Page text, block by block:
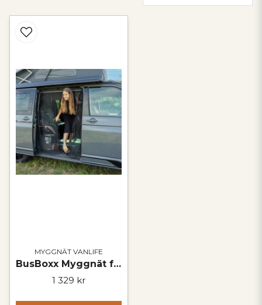
MYGGNÄT VANLIFE
BusBoxx Myggnät för Skjutdörr – VW T5 / T6 / T6.1 Camper
1 329 kr